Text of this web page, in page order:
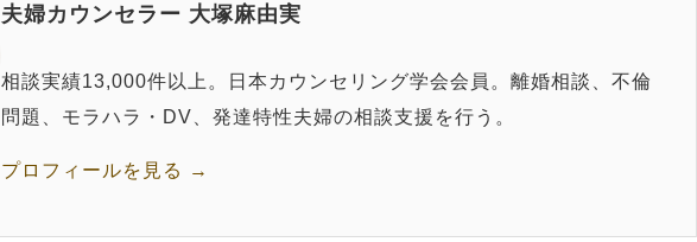
夫婦カウンセラー 大塚麻由実
相談実績13,000件以上。日本カウンセリング学会会員。離婚相談、不倫
問題、モラハラ・DV、発達特性夫婦の相談支援を行う。
プロフィールを見る →